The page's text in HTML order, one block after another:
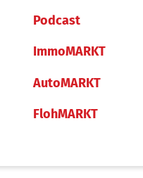
Podcast
ImmoMARKT
AutoMARKT
FlohMARKT